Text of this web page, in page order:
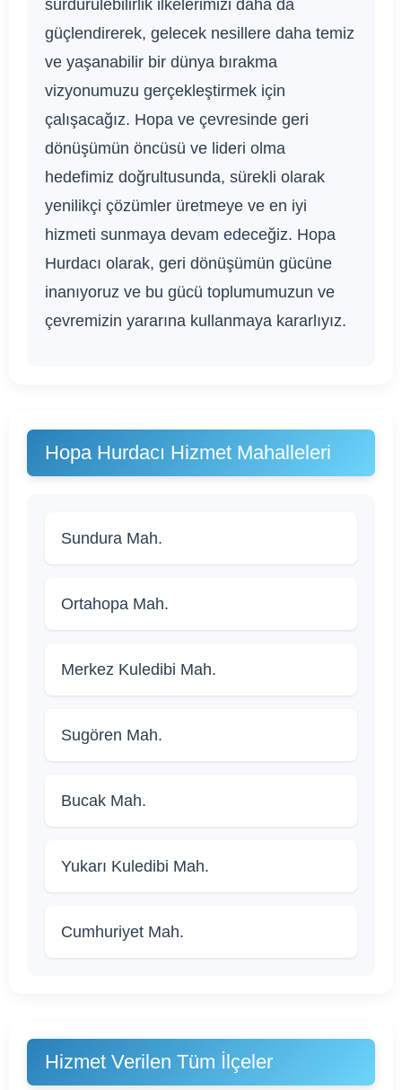
sürdürülebilirlik ilkelerimizi daha da
güçlendirerek, gelecek nesillere daha temiz
ve yaşanabilir bir dünya bırakma
vizyonumuzu gerçekleştirmek için
çalışacağız. Hopa ve çevresinde geri
dönüşümün öncüsü ve lideri olma
hedefimiz doğrultusunda, sürekli olarak
yenilikçi çözümler üretmeye ve en iyi
hizmeti sunmaya devam edeceğiz. Hopa
Hurdacı olarak, geri dönüşümün gücüne
inanıyoruz ve bu gücü toplumumuzun ve
çevremizin yararına kullanmaya kararlıyız.
Hopa Hurdacı Hizmet Mahalleleri
Sundura Mah.
Ortahopa Mah.
Merkez Kuledibi Mah.
Sugören Mah.
Bucak Mah.
Yukarı Kuledibi Mah.
Cumhuriyet Mah.
Hizmet Verilen Tüm İlçeler